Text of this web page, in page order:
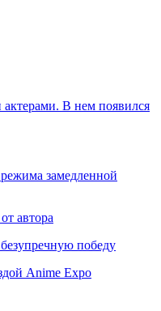
В нем появился
замедленной
автора
победу
Anime Expo